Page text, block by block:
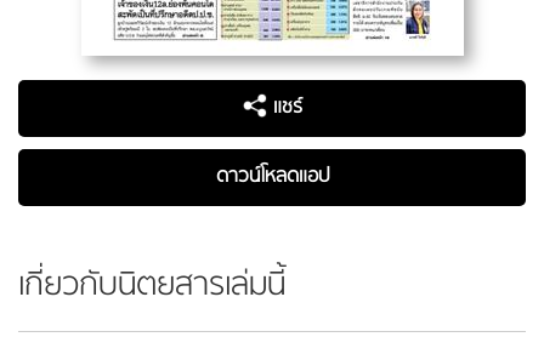
แชร์
ดาวน์โหลดแอป
เกี่ยวกับนิตยสารเล่มนี้